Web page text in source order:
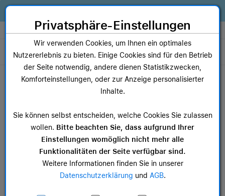
Zum Inhalt springen [AK + 0]
Zum Hauptmenü springen [AK + 1]
Zum Widget-Menü rechts springen [AK + 2]
Zum Hauptmenü springen [AK + 3]
Zum Hauptmenü (oben rechts) springen [AK + 4]
Zum Hauptmenü (unten rechts) springen [AK + 5]
Zum Hauptmenü (zentriert) springen [AK + 6]
Zum Meta-Menü oben (links) springen [AK + 7]
Zu den Inhalten im Fußbereich springen [AK + 8]
Alles, was dein Business braucht. Jetzt Apple Geräte finanzieren statt
Store auswählen
Toggle navigation
Dein Warenkorb
Noch keine Artikel im Einkaufswagen.
AppleCare+
Privatsphäre-Einstellungen
Wir verwenden Cookies, um Ihnen ein optimales
Nutzererlebnis zu bieten. Einige Cookies sind für den Betrieb
der Seite notwendig, andere dienen Statistikzwecken,
Komforteinstellungen, oder zur Anzeige personalisierter
Inhalte.
Sie können selbst entscheiden, welche Cookies Sie zulassen
wollen. Bitte beachten Sie, dass aufgrund Ihrer
Einstellungen womöglich nicht mehr alle
Funktionalitäten der Seite verfügbar sind.
Weitere Informationen finden Sie in unserer
Datenschutzerklärung und AGB.